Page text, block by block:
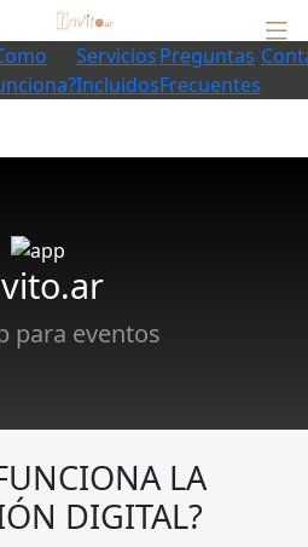
Servicios
Incluidos
Preguntas
Frecuentes
para eventos
LA
DIGITAL?